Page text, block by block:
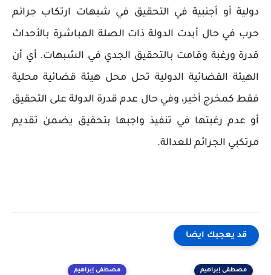
دولية أو أجنبية في التحقيق في شبهات ارتكاب جرائم
حرب في حال أبدت الدولة ذات الصلة المباشرة بالأحداث
قدرة ورغبة وقامت بالتحقيق الجدي في الشبهات. أي أن
الهيئة القضائية الدولية تحل محل هيئة قضائية محلية
فقط كمخرج أخير، وفي حال عدم قدرة الدولة على التحقيق
أو عدم رغبتها في تنفيذ واجبها بتحقيق يضمن تقديم
مرتكبي الجرائم للعدالة.
قد يعجبك ايضا
مصطفى إبراهيم مصطفى إبراهيم